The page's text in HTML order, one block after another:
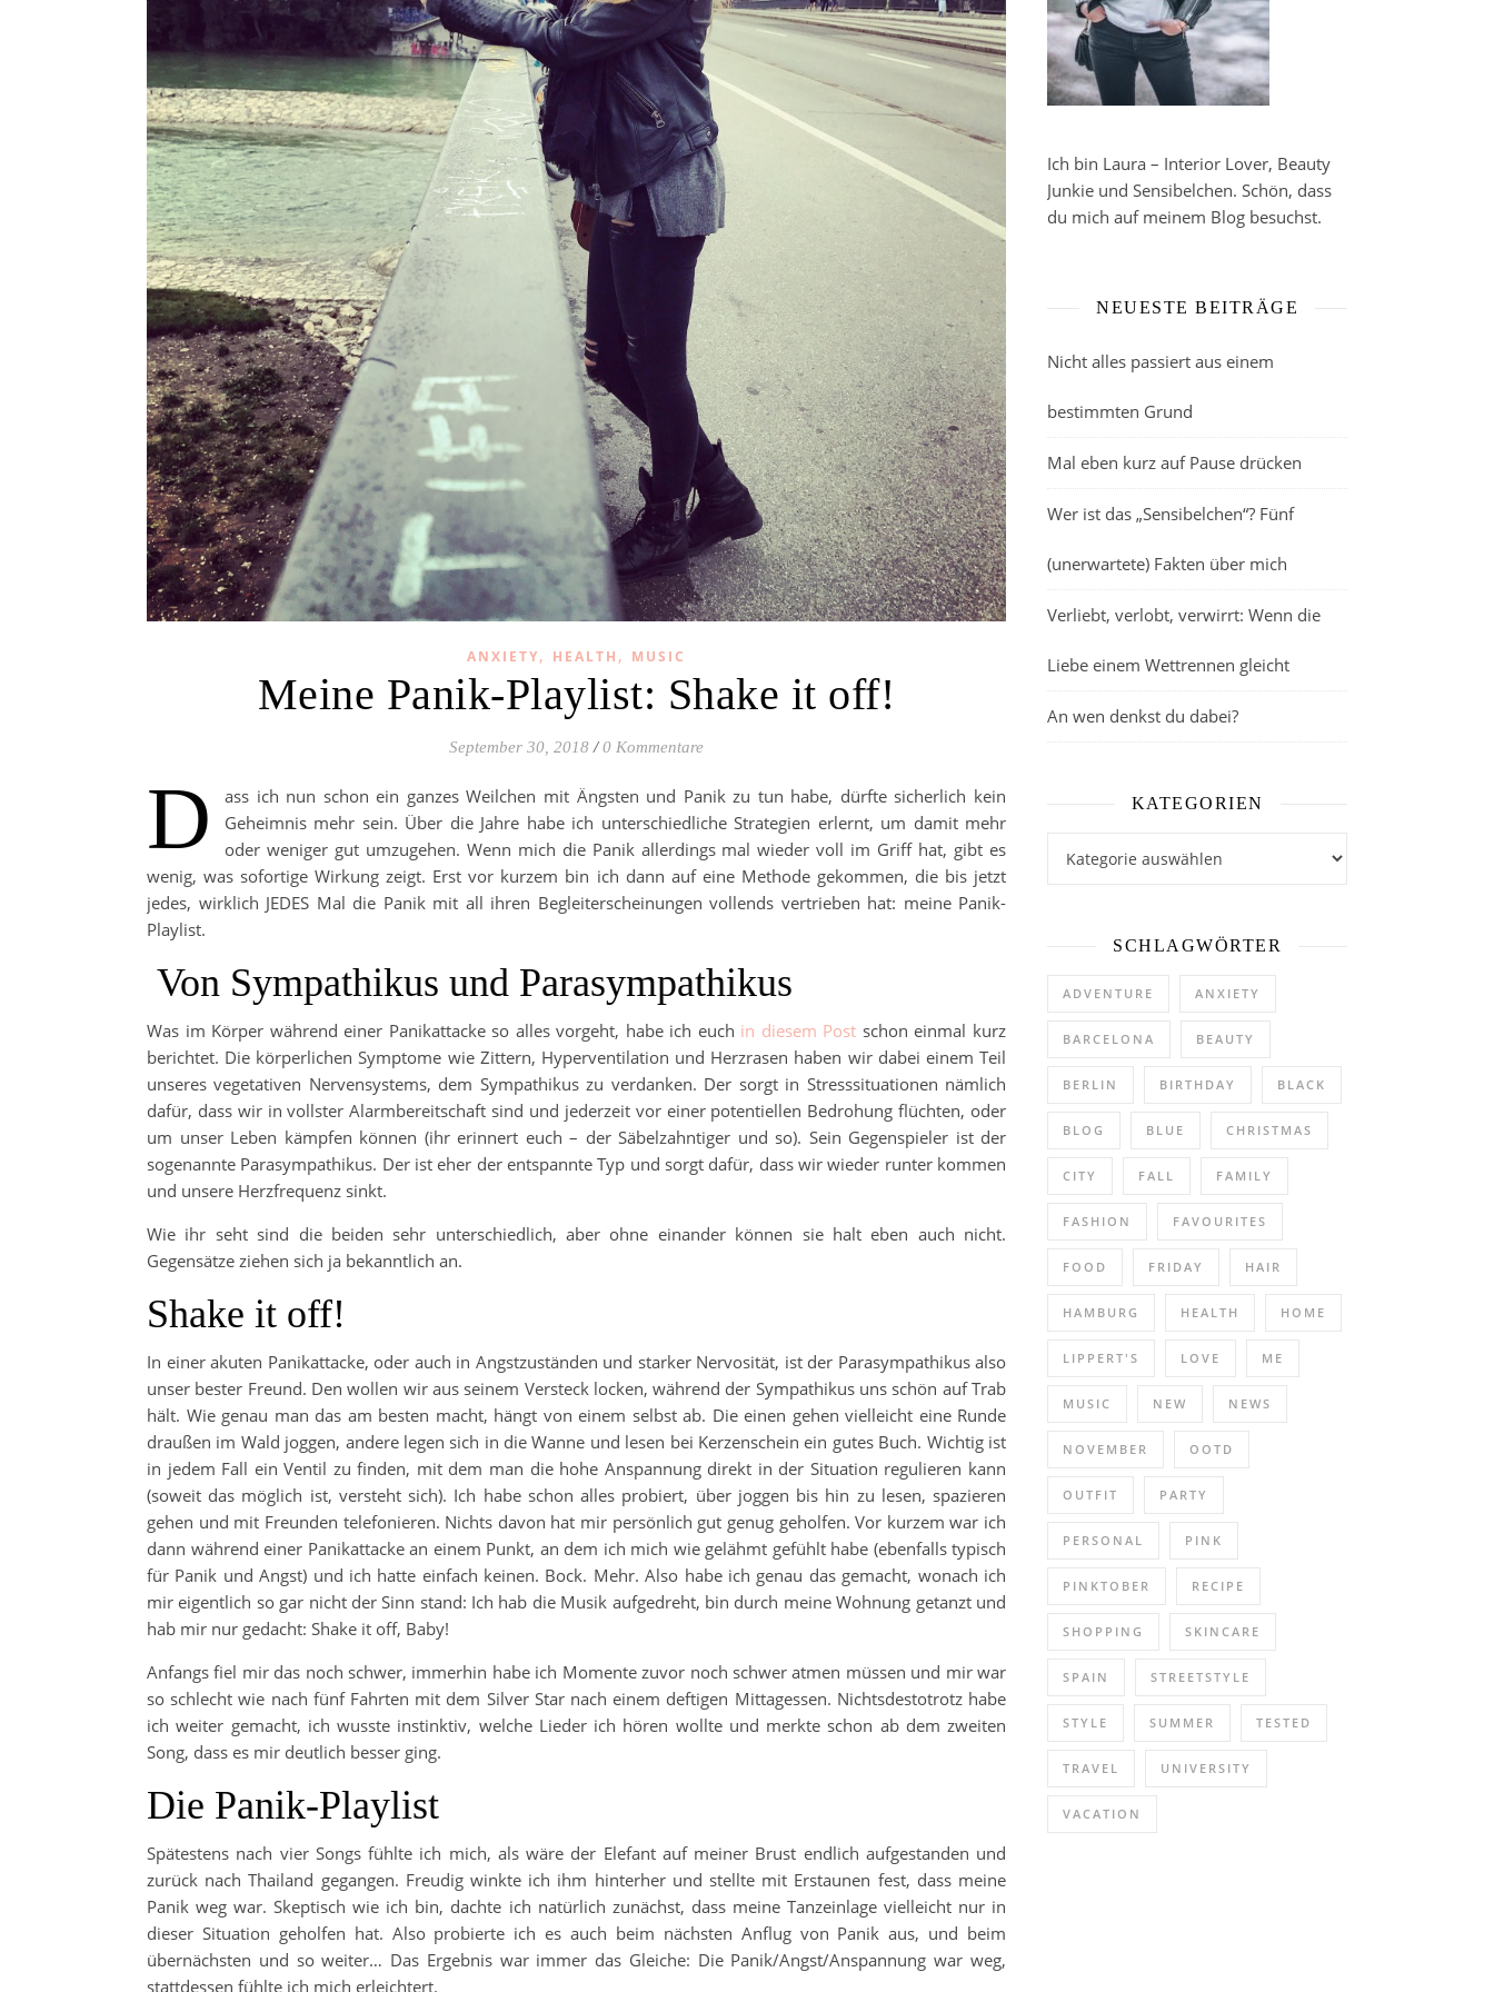
ANXIETY, HEALTH , MUSIC
Meine Panik-Playlist: Shake it off!
September 30, 2018 / 0 Kommentare
D
ass ich nun schon ein ganzes Weilchen mit Ängsten und Panik zu tun habe, dürfte sicherlich kein
Geheimnis mehr sein. Über die Jahre habe ich unterschiedliche Strategien erlernt, um damit mehr
oder weniger gut umzugehen. Wenn mich die Panik allerdings mal wieder voll im Griff hat, gibt es
wenig, was sofortige Wirkung zeigt. Erst vor kurzem bin ich dann auf eine Methode gekommen, die bis jetzt
jedes, wirklich JEDES Mal die Panik mit all ihren Begleiterscheinungen vollends vertrieben hat: meine Panik-
Playlist.
Von Sympathikus und Parasympathikus
Was im Körper während einer Panikattacke so alles vorgeht, habe ich euch in diesem Post schon einmal kurz
berichtet. Die körperlichen Symptome wie Zittern, Hyperventilation und Herzrasen haben wir dabei einem Teil
unseres vegetativen Nervensystems, dem Sympathikus zu verdanken. Der sorgt in Stresssituationen nämlich
dafür, dass wir in vollster Alarmbereitschaft sind und jederzeit vor einer potentiellen Bedrohung flüchten, oder
um unser Leben kämpfen können (ihr erinnert euch – der Säbelzahntiger und so). Sein Gegenspieler ist der
sogenannte Parasympathikus. Der ist eher der entspannte Typ und sorgt dafür, dass wir wieder runter kommen
und unsere Herzfrequenz sinkt.
Wie ihr seht sind die beiden sehr unterschiedlich, aber ohne einander können sie halt eben auch nicht.
Gegensätze ziehen sich ja bekanntlich an.
Shake it off!
In einer akuten Panikattacke, oder auch in Angstzuständen und starker Nervosität, ist der Parasympathikus also
unser bester Freund. Den wollen wir aus seinem Versteck locken, während der Sympathikus uns schön auf Trab
hält. Wie genau man das am besten macht, hängt von einem selbst ab. Die einen gehen vielleicht eine Runde
draußen im Wald joggen, andere legen sich in die Wanne und lesen bei Kerzenschein ein gutes Buch. Wichtig ist
in jedem Fall ein Ventil zu finden, mit dem man die hohe Anspannung direkt in der Situation regulieren kann
(soweit das möglich ist, versteht sich). Ich habe schon alles probiert, über joggen bis hin zu lesen, spazieren
gehen und mit Freunden telefonieren. Nichts davon hat mir persönlich gut genug geholfen. Vor kurzem war ich
dann während einer Panikattacke an einem Punkt, an dem ich mich wie gelähmt gefühlt habe (ebenfalls typisch
für Panik und Angst) und ich hatte einfach keinen. Bock. Mehr. Also habe ich genau das gemacht, wonach ich
mir eigentlich so gar nicht der Sinn stand: Ich hab die Musik aufgedreht, bin durch meine Wohnung getanzt und
hab mir nur gedacht: Shake it off, Baby!
Anfangs fiel mir das noch schwer, immerhin habe ich Momente zuvor noch schwer atmen müssen und mir war
so schlecht wie nach fünf Fahrten mit dem Silver Star nach einem deftigen Mittagessen. Nichtsdestotrotz habe
ich weiter gemacht, ich wusste instinktiv, welche Lieder ich hören wollte und merkte schon ab dem zweiten
Song, dass es mir deutlich besser ging.
Die Panik-Playlist
Spätestens nach vier Songs fühlte ich mich, als wäre der Elefant auf meiner Brust endlich aufgestanden und
zurück nach Thailand gegangen. Freudig winkte ich ihm hinterher und stellte mit Erstaunen fest, dass meine
Panik weg war. Skeptisch wie ich bin, dachte ich natürlich zunächst, dass meine Tanzeinlage vielleicht nur in
dieser Situation geholfen hat. Also probierte ich es auch beim nächsten Anflug von Panik aus, und beim
übernächsten und so weiter… Das Ergebnis war immer das Gleiche: Die Panik/Angst/Anspannung war weg,
stattdessen fühlte ich mich erleichtert.
Ich bin Laura – Interior Lover, Beauty
Junkie und Sensibelchen. Schön, dass
du mich auf meinem Blog besuchst.
NEUESTE BEITRÄGE
Nicht alles passiert aus einem
bestimmten Grund
Mal eben kurz auf Pause drücken
Wer ist das „Sensibelchen“? Fünf
(unerwartete) Fakten über mich
Verliebt, verlobt, verwirrt: Wenn die
Liebe einem Wettrennen gleicht
An wen denkst du dabei?
KATEGORIEN
SCHLAGWÖRTER
ADVENTURE ANXIETY
BARCELONA BEAUTY
BERLIN BIRTHDAY BLACK
BLOG BLUE CHRISTMAS
CITY FALL FAMILY
FASHION FAVOURITES
FOOD FRIDAY HAIR
HAMBURG HEALTH HOME
LIPPERT'S LOVE ME
MUSIC NEW NEWS
NOVEMBER OOTD
OUTFIT PARTY
PERSONAL PINK
PINKTOBER RECIPE
SHOPPING SKINCARE
SPAIN STREETSTYLE
STYLE SUMMER TESTED
TRAVEL UNIVERSITY
VACATION